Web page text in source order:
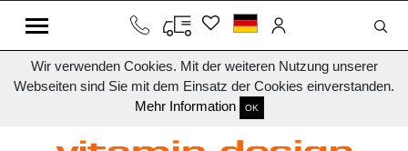
Wir verwenden Cookies. Mit der weiteren Nutzung unserer
Webseiten sind Sie mit dem Einsatz der Cookies einverstanden.
Mehr Information
OK